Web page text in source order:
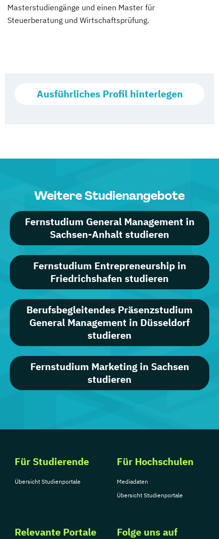
Masterstudiengänge und einen Master für
Steuerberatung und Wirtschaftsprüfung.
Ausführliches Profil hinterlegen
Weitere Studienangebote
Fernstudium General Management in
Sachsen-Anhalt studieren
Fernstudium Entrepreneurship in
Friedrichshafen studieren
Berufsbegleitendes Präsenzstudium
General Management in Düsseldorf
studieren
Fernstudium Marketing in Sachsen
studieren
Für Studierende
Übersicht Studienportale
Für Hochschulen
Mediadaten
Übersicht Studienportale
Relevante Portale Folge uns auf